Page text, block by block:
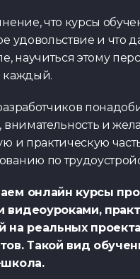
что курсы
удовольствие и что
научиться этому
каждый.
внимательность и
и практическую
по
онлайн курсы
видеоуроками,
на реальных
Такой вид